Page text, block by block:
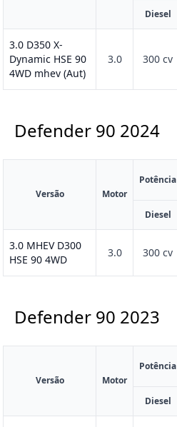
Diesel
3.0 D350 X-
Dynamic HSE 90
4WD mhev (Aut)
3.0 300 cv
Defender 90 2024
Versão Motor
Potência
Diesel
3.0 MHEV D300
HSE 90 4WD
3.0 300 cv
Defender 90 2023
Versão Motor
Potência
Diesel